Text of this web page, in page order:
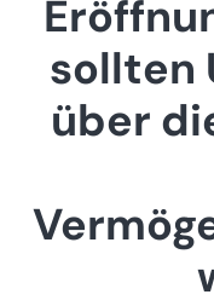
sollten
über